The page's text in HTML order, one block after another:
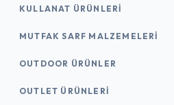
KULLANAT ÜRÜNLERI
MUTFAK SARF MALZEMELERI
OUTDOOR ÜRÜNLER
OUTLET ÜRÜNLERI